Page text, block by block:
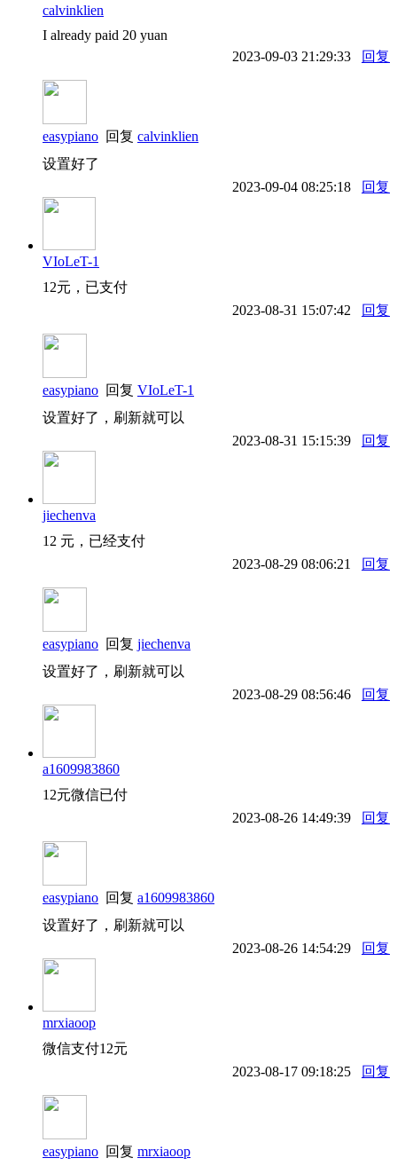
calvinklien
I already paid 20 yuan
2023-09-03 21:29:33
回复
easypiano 回复 calvinklien
设置好了
2023-09-04 08:25:18
回复
VIoLeT-1
12元，已支付
2023-08-31 15:07:42
回复
easypiano 回复 VIoLeT-1
设置好了，刷新就可以
2023-08-31 15:15:39
回复
jiechenva
12 元，已经支付
2023-08-29 08:06:21
回复
easypiano 回复 jiechenva
设置好了，刷新就可以
2023-08-29 08:56:46
回复
a1609983860
12元微信已付
2023-08-26 14:49:39
回复
easypiano 回复 a1609983860
设置好了，刷新就可以
2023-08-26 14:54:29
回复
mrxiaoop
微信支付12元
2023-08-17 09:18:25
回复
easypiano 回复 mrxiaoop